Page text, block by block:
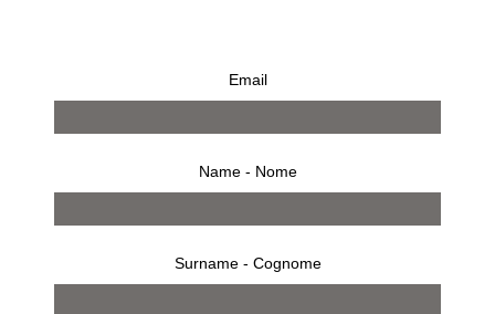
Email
Name - Nome
Surname - Cognome